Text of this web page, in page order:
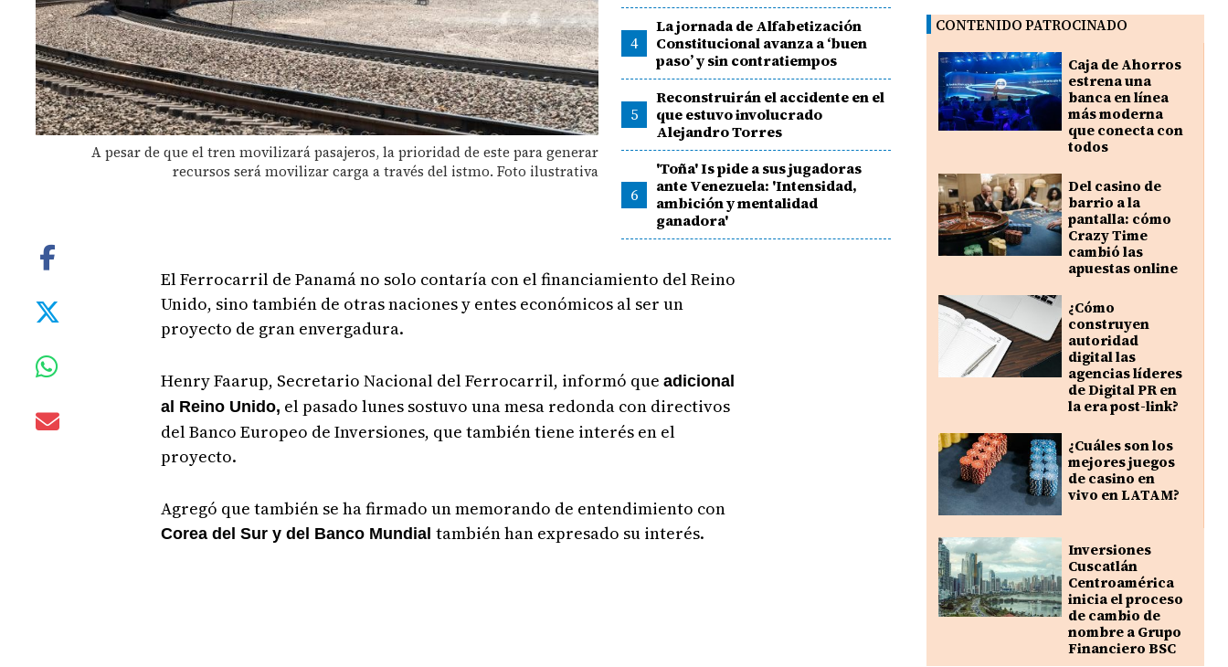
A pesar de que el tren movilizará pasajeros, la prioridad de este para generar
recursos será movilizar carga a través del istmo. Foto ilustrativa
4
La jornada de Alfabetización
Constitucional avanza a ‘buen
paso’ y sin contratiempos
5
Reconstruirán el accidente en el
que estuvo involucrado
Alejandro Torres
6
'Toña' Is pide a sus jugadoras
ante Venezuela: 'Intensidad,
ambición y mentalidad
ganadora'
El Ferrocarril de Panamá no solo contaría con el financiamiento del Reino
Unido, sino también de otras naciones y entes económicos al ser un
proyecto de gran envergadura.
Henry Faarup, Secretario Nacional del Ferrocarril, informó que adicional
al Reino Unido, el pasado lunes sostuvo una mesa redonda con directivos
del Banco Europeo de Inversiones, que también tiene interés en el
proyecto.
Agregó que también se ha firmado un memorando de entendimiento con
Corea del Sur y del Banco Mundial también han expresado su interés.
CONTENIDO PATROCINADO
Caja de Ahorros
estrena una
banca en línea
más moderna
que conecta con
todos
Del casino de
barrio a la
pantalla: cómo
Crazy Time
cambió las
apuestas online
¿Cómo
construyen
autoridad
digital las
agencias líderes
de Digital PR en
la era post-link?
¿Cuáles son los
mejores juegos
de casino en
vivo en LATAM?
Inversiones
Cuscatlán
Centroamérica
inicia el proceso
de cambio de
nombre a Grupo
Financiero BSC